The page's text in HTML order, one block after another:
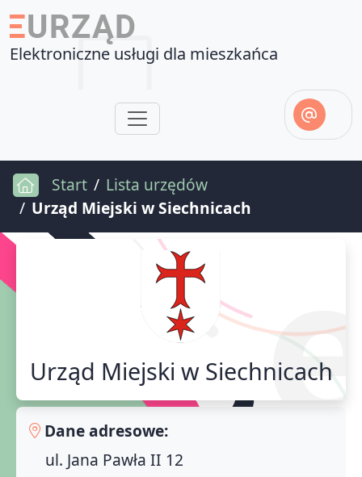
Elektroniczne usługi dla mieszkańca
Start
Lista urzędów
Urząd Miejski w Siechnicach
Urząd Miejski w Siechnicach
Dane adresowe:
ul. Jana Pawła II 12